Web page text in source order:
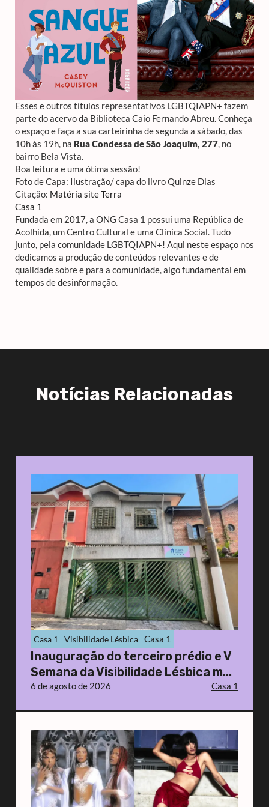
Esses e outros títulos representativos LGBTQIAPN+ fazem
parte do acervo da Biblioteca Caio Fernando Abreu. Conheça
o espaço e faça a sua carteirinha de segunda a sábado, das
10h às 19h, na Rua Condessa de São Joaquim, 277, no
bairro Bela Vista.
Boa leitura e uma ótima sessão!
Foto de Capa: Ilustração/ capa do livro Quinze Dias
Citação: Matéria site Terra
Casa 1
Fundada em 2017, a ONG Casa 1 possui uma República de
Acolhida, um Centro Cultural e uma Clínica Social. Tudo
junto, pela comunidade LGBTQIAPN+! Aqui neste espaço nos
dedicamos a produção de conteúdos relevantes e de
qualidade sobre e para a comunidade, algo fundamental em
tempos de desinformação.
Notícias Relacionadas
Casa 1 Visibilidade Lésbica Casa 1
Inauguração do terceiro prédio e V
Semana da Visibilidade Lésbica m...
6 de agosto de 2026 Casa 1